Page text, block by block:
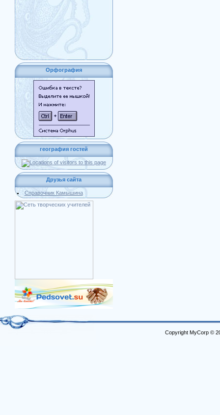
Орфография
география гостей
Друзья сайта
Справочник Камышина
Copyright MyCorp ©